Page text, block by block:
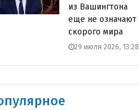
из Вашингтона
еще не означают
скорого мира
29 июля 2026, 13:28